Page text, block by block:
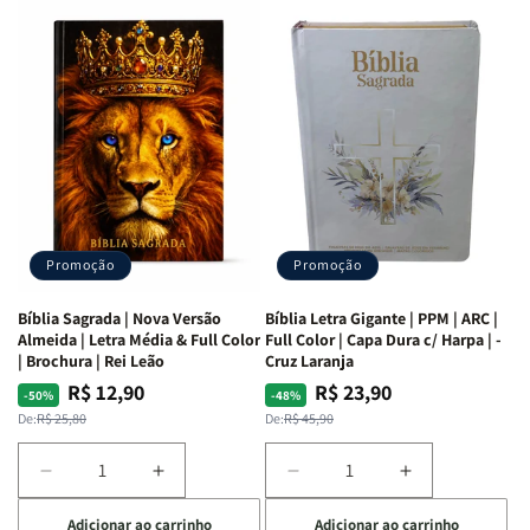
com
Mulheres
da
Bíblia
Isabelle
S.
Alves
com
as
Mulheres
da
Bíblia
|
Isabelle
S.
Alves
a
Bíblia
Livro
por
Livro
um
panorama
completo
dos
66
da
Bíblia
Equipe
teológica
Penkal
a
Bíblia
Livro
-
um
panorama
completo
dos
da
Bíblia
Penkal
Promoção
Bíblia Sagrada | Nova Versão
Almeida | Letra Média & Full Color
| Brochura | Rei Leão
-50%
Preço
normal
De:R$ 25,80
Preço
promocional
R$ 12,90
Diminuir
a
Aumentar
a
Adicionar ao carrinho
Promoção
Bíblia Letra Gigante | PPM | ARC |
Full Color | Capa Dura c/ Harpa | -
Cruz Laranja
-48%
Preço
normal
De:R$ 45,90
Preço
promocional
R$ 23,90
Diminuir
a
Aumentar
a
Adicionar ao carrinho